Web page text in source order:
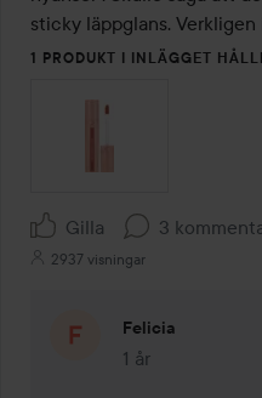
sticky läppglans.
1 PRODUKT I INLÄGGET
Gilla 3
2937 visningar
Felicia
1 år
Kommentaren